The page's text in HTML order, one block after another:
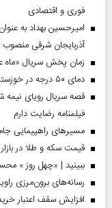
فوری و اقتصادی
امیرحسین بهداد به
آذربایجان شرقی
زمان پخش سریال «ماه
دمای ۵۰ درجه در خوزستان | احتمال بارش‌های سیل‌آسا در ۳ استان
قصه سریال رویای
فیلمنامه رضایت دارم
مسیر‌های راهپیمایی
قیمت سکه و طلا در بازار آزاد در ۱۰
ببینید | «چهل روز »
رسانه‌های برون‌مرزی
افزایش سقف اعتبار